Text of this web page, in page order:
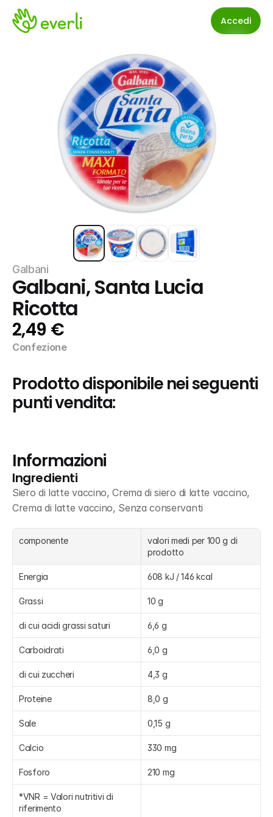
Accedi
Galbani
Galbani, Santa Lucia
Ricotta
2,49 €
Confezione
Prodotto disponibile nei seguenti
punti vendita:
Informazioni
Ingredienti
Siero di latte vaccino, Crema di siero di latte vaccino,
Crema di latte vaccino, Senza conservanti
componente
valori medi per 100 g di
prodotto
Energia 608 kJ / 146 kcal
Grassi 10 g
di cui acidi grassi saturi 6,6 g
Carboidrati 6,0 g
di cui zuccheri 4,3 g
Proteine 8,0 g
Sale 0,15 g
Calcio 330 mg
Fosforo 210 mg
*VNR = Valori nutritivi di
riferimento